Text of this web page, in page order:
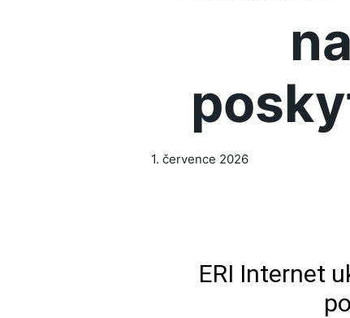
1. července 2026
ERI Internet